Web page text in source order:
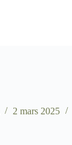
2 mars 2025